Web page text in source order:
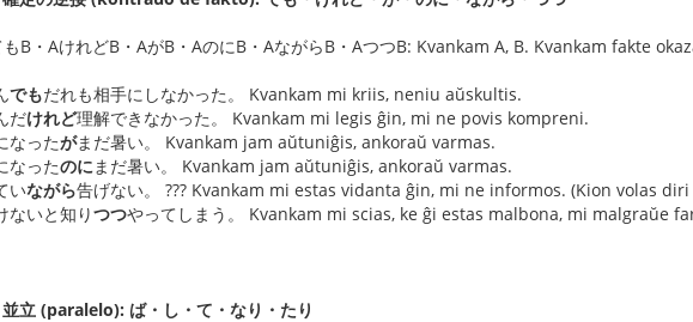
もB・AけれどB・AがB・AのにB・AながらB・AつつB: Kvankam A, B. Kvankam fakte
でもだれも相手にしなかった。 Kvankam mi kriis, neniu aŭskultis.
だけれど理解できなかった。 Kvankam mi legis ĝin, mi ne povis kompreni.
なったがまだ暑い。 Kvankam jam aŭtuniĝis, ankoraŭ varmas.
なったのにまだ暑い。 Kvankam jam aŭtuniĝis, ankoraŭ varmas.
いながら告げない。 ??? Kvankam mi estas vidanta ĝin, mi ne informos. (Kion volas diri
ないと知りつつやってしまう。 Kvankam mi scias, ke ĝi estas malbona, mi malgraŭe
立 (paralelo): ば・し・て・なり・たり